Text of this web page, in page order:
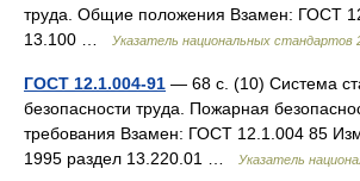
труда. Общие положения Взамен: ГОСТ
13.100 …
Указатель национальных стандартов
ГОСТ 12.1.004-91 — 68 с. (10) Система
безопасности труда. Пожарная
требования Взамен: ГОСТ 12.1.004 85
1995 раздел 13.220.01 …
Указатель